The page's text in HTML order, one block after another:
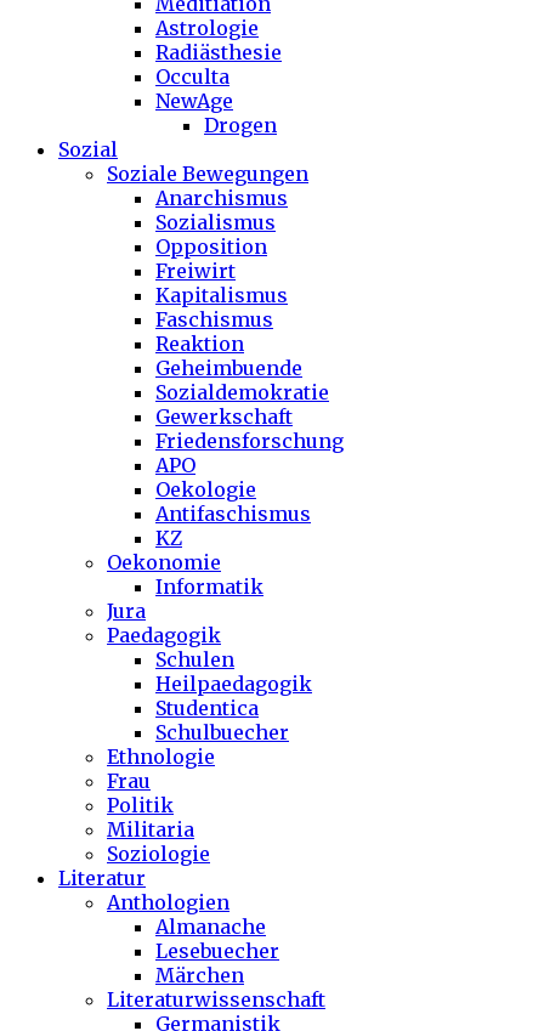
Astrologie
Radiästhesie
Occulta
NewAge
Drogen
Sozial
Soziale Bewegungen
Anarchismus
Sozialismus
Opposition
Freiwirt
Kapitalismus
Faschismus
Reaktion
Geheimbuende
Sozialdemokratie
Gewerkschaft
Friedensforschung
APO
Oekologie
Antifaschismus
KZ
Oekonomie
Informatik
Jura
Paedagogik
Schulen
Heilpaedagogik
Studentica
Schulbuecher
Ethnologie
Frau
Politik
Militaria
Soziologie
Literatur
Anthologien
Almanache
Lesebuecher
Märchen
Literaturwissenschaft
Germanistik